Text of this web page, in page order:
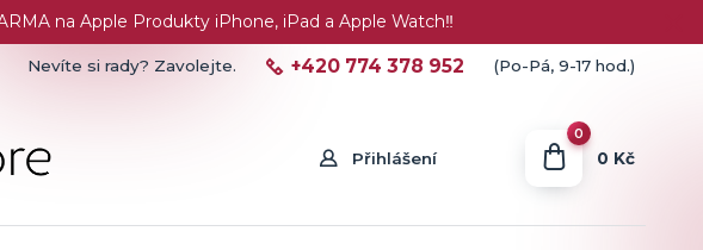
na Apple Produkty iPhone, iPad a Apple Watch‼️
Přihlášení
Nevíte si rady? Zavolejte. +420 774 378 952 (Po-Pá, 9-17 hod.)
0
0 Kč